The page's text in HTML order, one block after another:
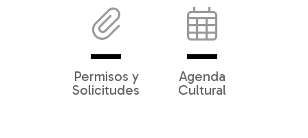
Permisos y
Solicitudes
Agenda
Cultural